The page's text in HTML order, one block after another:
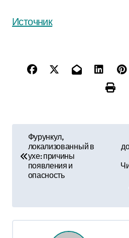
Источник
г
Фурункул,
локализованный в
ухе: причины
появления и
опасность